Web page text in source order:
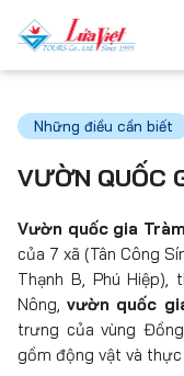
Những điều cần biết
VƯỜN QUỐC
Vườn quốc gia
của 7 xã (Tân Công
Thạnh B, Phú Hiệp),
Nông,vườn quốc
trưng của vùng
gồm động vật và